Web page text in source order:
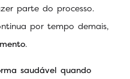
parte do processo.
por tempo demais,
.
saudável quando